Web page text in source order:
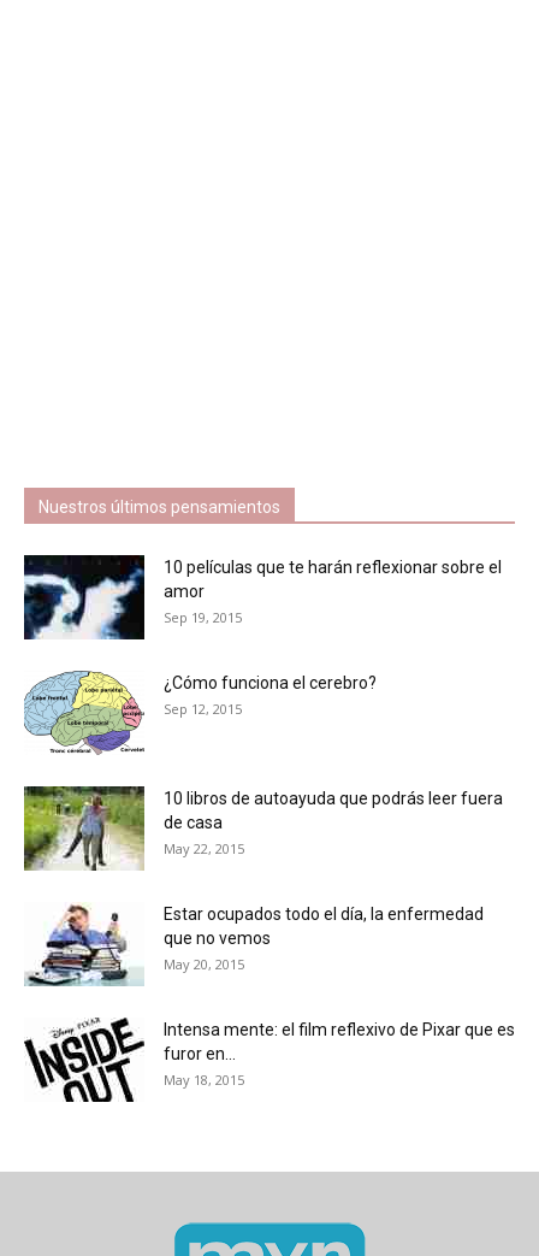
Nuestros últimos pensamientos
10 películas que te harán reflexionar sobre el
amor
Sep 19, 2015
¿Cómo funciona el cerebro?
Sep 12, 2015
10 libros de autoayuda que podrás leer fuera
de casa
May 22, 2015
Estar ocupados todo el día, la enfermedad
que no vemos
May 20, 2015
Intensa mente: el film reflexivo de Pixar que es
furor en...
May 18, 2015